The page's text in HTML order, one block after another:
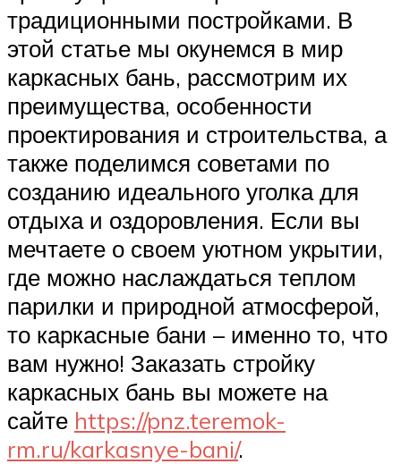
традиционными постройками. В
этой статье мы окунемся в мир
каркасных бань, рассмотрим их
преимущества, особенности
проектирования и строительства, а
также поделимся советами по
созданию идеального уголка для
отдыха и оздоровления. Если вы
мечтаете о своем уютном укрытии,
где можно наслаждаться теплом
парилки и природной атмосферой,
то каркасные бани – именно то, что
вам нужно! Заказать стройку
каркасных бань вы можете на
сайте https://pnz.teremok-
rm.ru/karkasnye-bani/.